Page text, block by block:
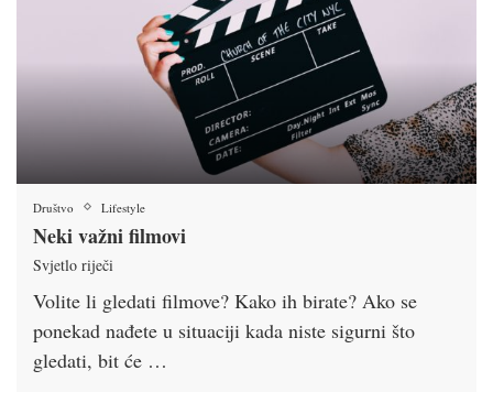
Društvo Lifestyle
Neki važni filmovi
Svjetlo riječi
Volite li gledati filmove? Kako ih birate? Ako se
ponekad nađete u situaciji kada niste sigurni što
gledati, bit će …